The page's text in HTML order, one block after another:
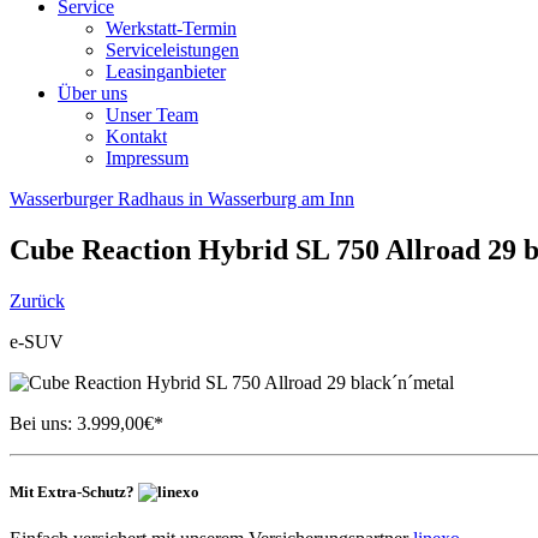
Service
Werkstatt-Termin
Serviceleistungen
Leasinganbieter
Über uns
Unser Team
Kontakt
Impressum
Wasserburger Radhaus in Wasserburg am Inn
Cube Reaction Hybrid SL 750 Allroad 29
Zurück
e-SUV
Bei uns: 3.999,00€*
Mit Extra-Schutz?